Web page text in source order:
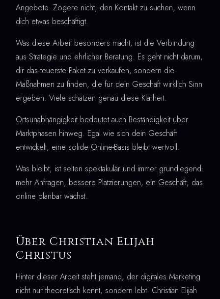
Angebote. Zögere nicht, den Kontakt zu suchen, wenn
dich etwas beschäftigt.
Was diese Arbeit besonders macht, ist die Verbindung
aus Strategie und ehrlicher Beratung. Es geht nicht darum,
dir das teuerste Paket zu verkaufen, sondern die
Maßnahmen zu finden, die für dein Geschäft wirklich Sinn
ergeben. Viele schätzen genau diese Klarheit.
Ortsunabhängigkeit bedeutet auch Beständigkeit über
Marktphasen hinweg. Egal wie sich dein Geschäft
entwickelt, eine solide Online-Basis bleibt wertvoll.
Was bleibt, ist selten spektakulär und immer grundlegend:
mehr Anfragen, bessere Platzierungen, ein Geschäft, das
online planbar wächst.
Über Christian Elijah
Christus
Hinter dieser Arbeit steht jemand, der digitales Marketing
nicht nur theoretisch kennt, sondern lebt. Christian Elijah